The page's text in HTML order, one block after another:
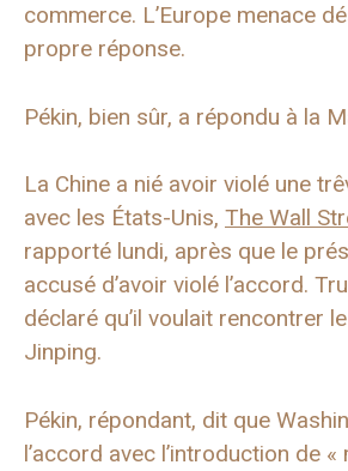
commerce. L’Europe menace
propre réponse.
Pékin, bien sûr, a répondu à la
La Chine a nié avoir violé une
avec les États-Unis, The Wall
rapporté lundi, après que le
accusé d’avoir violé l’accord.
déclaré qu’il voulait rencontrer
Jinping.
Pékin, répondant, dit que
l’accord avec l’introduction de «